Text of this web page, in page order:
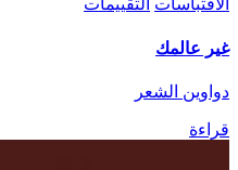
الاقتباسات التقييمات
غير عالمك
دواوين الشعر
قراءة